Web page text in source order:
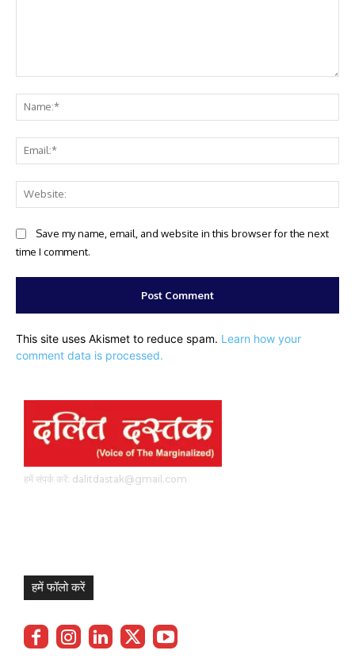
Save my name, email, and website in this browser for the next
time I comment.
This site uses Akismet to reduce spam. Learn how your
comment data is processed.
हमें संपर्क करें: dalitdastak@gmail.com
हमें फॉलो करें